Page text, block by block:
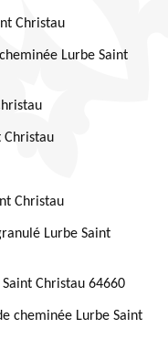
Christau
Lurbe Saint
Christau
Christau
Lurbe Saint
Christau 64660
cheminée Lurbe Saint